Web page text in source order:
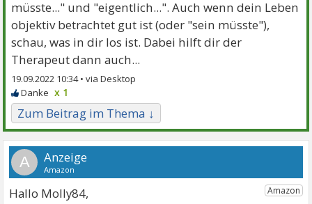
müsste..." und "eigentlich...". Auch wenn dein Leben
objektiv betrachtet gut ist (oder "sein müsste"),
schau, was in dir los ist. Dabei hilft dir der
Therapeut dann auch...
19.09.2022 10:34 •
x 1
Zum Beitrag im Thema ↓
A
Hallo Molly84,